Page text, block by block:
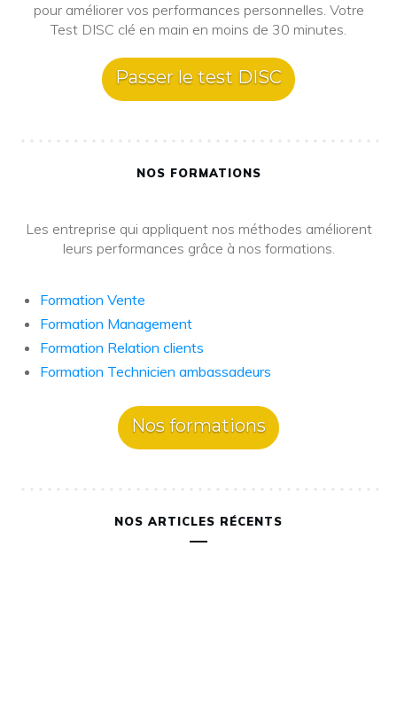
pour améliorer vos performances personnelles. Votre
Test DISC clé en main en moins de 30 minutes.
Passer le test DISC
NOS FORMATIONS
Les entreprise qui appliquent nos méthodes améliorent
leurs performances grâce à nos formations.
Formation Vente
Formation Management
Formation Relation clients
Formation Technicien ambassadeurs
Nos formations
NOS ARTICLES RÉCENTS